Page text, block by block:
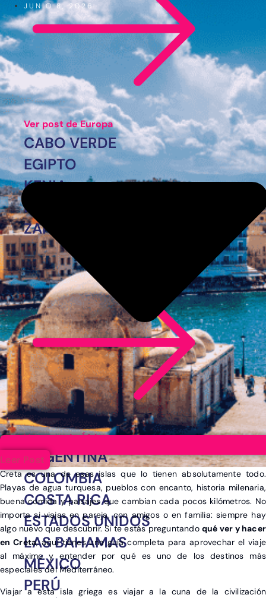
Ver post de Europa
CABO VERDE
EGIPTO
KENIA
MARRUECOS
ZANZÍBAR
Ver post de África
ARGENTINA
COLOMBIA
COSTA RICA
ESTADOS UNIDOS
LAS BAHAMAS
MÉXICO
PERÚ
JUNIO 8, 2026
Leer Post
Creta es una de esas islas que lo tienen absolutamente todo.
Playas de agua turquesa, pueblos con encanto, historia milenaria,
buena comida y paisajes que cambian cada pocos kilómetros. No
importa si viajas en pareja, con amigos o en familia: siempre hay
algo nuevo que descubrir. Si te estás preguntandoqué ver y hacer
en Creta, aquí tienes una guía completa para aprovechar el viaje
al máximo y entender por qué es uno de los destinos más
especiales del Mediterráneo.
Viajar a esta isla griega es viajar a la cuna de la civilización